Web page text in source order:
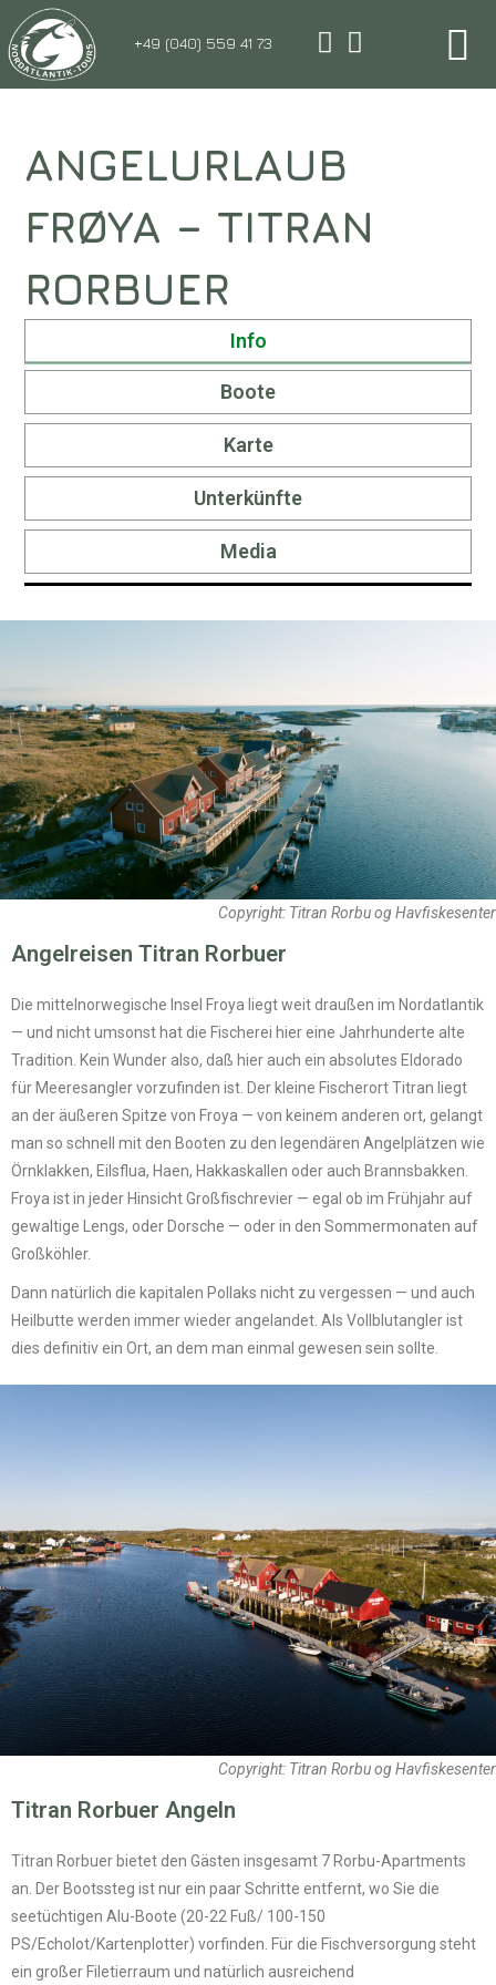
+49 (040) 559 41 73
ANGELURLAUB
FRØYA – TITRAN
RORBUER
Info
Boote
Karte
Unterkünfte
Media
Angelreisen Titran Rorbuer
Die mittelnorwegische Insel Froya liegt weit draußen im Nordatlantik
— und nicht umsonst hat die Fischerei hier eine Jahrhunderte alte
Tradition. Kein Wunder also, daß hier auch ein absolutes Eldorado
für Meeresangler vorzufinden ist. Der kleine Fischerort Titran liegt
an der äußeren Spitze von Froya — von keinem anderen ort, gelangt
man so schnell mit den Booten zu den legendären Angelplätzen wie
Örnklakken, Eilsflua, Haen, Hakkaskallen oder auch Brannsbakken.
Froya ist in jeder Hinsicht Großfischrevier — egal ob im Frühjahr auf
gewaltige Lengs, oder Dorsche — oder in den Sommermonaten auf
Großköhler.
Copyright: Titran Rorbu og Havfiskesenter
Dann natürlich die kapitalen Pollaks nicht zu vergessen — und auch
Heilbutte werden immer wieder angelandet. Als Vollblutangler ist
dies definitiv ein Ort, an dem man einmal gewesen sein sollte.
Copyright: Titran Rorbu og Havfiskesenter
Titran Rorbuer Angeln
Titran Rorbuer bietet den Gästen insgesamt 7 Rorbu-Apartments
an. Der Bootssteg ist nur ein paar Schritte entfernt, wo Sie die
seetüchtigen Alu-Boote (20-22 Fuß/ 100-150
PS/Echolot/Kartenplotter) vorfinden. Für die Fischversorgung steht
ein großer Filetierraum und natürlich ausreichend